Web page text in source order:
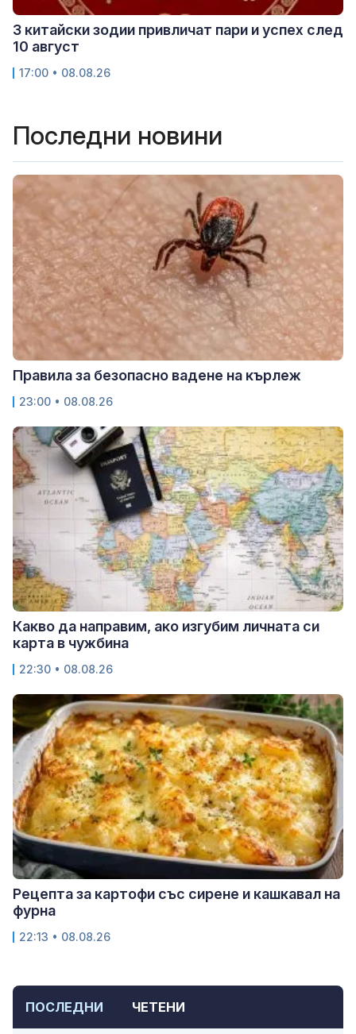
ПОСЛЕДНИ ЧЕТЕНИ
3 китайски зодии привличат пари и успех след
10 август
17:00 • 08.08.26
Последни новини
Правила за безопасно вадене на кърлеж
23:00 • 08.08.26
Какво да направим, ако изгубим личната си
карта в чужбина
22:30 • 08.08.26
Рецепта за картофи със сирене и кашкавал на
фурна
22:13 • 08.08.26